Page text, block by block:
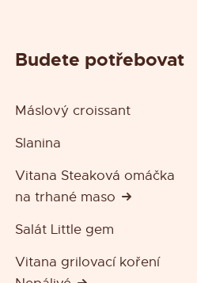
Budete potřebovat
Máslový croissant
Slanina
Vitana Steaková omáčka
na trhané maso
Salát Little gem
Vitana grilovací koření